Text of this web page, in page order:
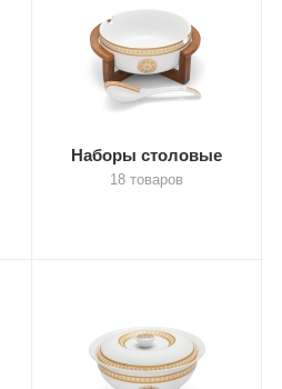
Наборы столовые
18 товаров